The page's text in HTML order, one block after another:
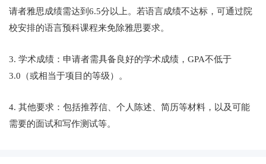
请者雅思成绩需达到6.5分以上。若语言成绩不达标，可通过院
校安排的语言预科课程来免除雅思要求。
3. 学术成绩：申请者需具备良好的学术成绩，GPA不低于
3.0（或相当于项目的等级）。
4. 其他要求：包括推荐信、个人陈述、简历等材料，以及可能
需要的面试和写作测试等。